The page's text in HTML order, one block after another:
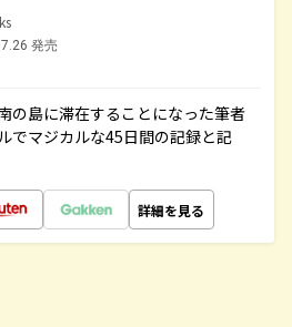
発売
の島に滞在することになった筆者
でマジカルな45日間の記録と記
詳細を見る